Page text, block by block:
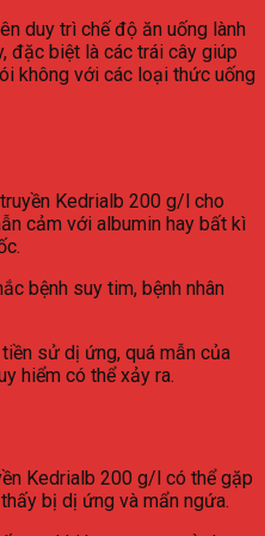
duy trì chế độ ăn uống lành
đặc biệt là các trái cây giúp
không với các loại thức uống
Kedrialb 200 g/l cho
cảm với albumin hay bất kì
bệnh suy tim, bệnh nhân
sử dị ứng, quá mẫn của
hiểm có thể xảy ra.
Kedrialb 200 g/l có thể gặp
bị dị ứng và mẩn ngứa.